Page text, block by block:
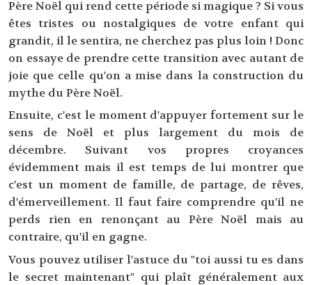
Père Noël qui rend cette période si magique ? Si vous
êtes tristes ou nostalgiques de votre enfant qui
grandit, il le sentira, ne cherchez pas plus loin ! Donc
on essaye de prendre cette transition avec autant de
joie que celle qu'on a mise dans la construction du
mythe du Père Noël.
Ensuite, c'est le moment d'appuyer fortement sur le
sens de Noël et plus largement du mois de
décembre. Suivant vos propres croyances
évidemment mais il est temps de lui montrer que
c'est un moment de famille, de partage, de rêves,
d'émerveillement. Il faut faire comprendre qu'il ne
perds rien en renonçant au Père Noël mais au
contraire, qu'il en gagne.
Vous pouvez utiliser l'astuce du "toi aussi tu es dans
le secret maintenant" qui plaît généralement aux